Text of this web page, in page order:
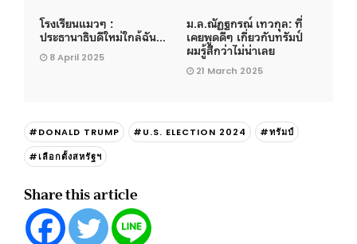
โรงเรียนแมวๆ :
ประธานาธิบดีใหม่ใกล้ฉัน…
8 April 2025
ม.ล.ณัฏฐกรณ์ เทวกุล: ที่
เคยพูดดีๆ เกี่ยวกับทรัมป์
ผมรู้สึกว่าไม่น่าเลย
21 March 2025
#DONALD TRUMP #U.S. ELECTION 2024
#ทรัมป์
#เลือกตั้งสหรัฐฯ
Share this article